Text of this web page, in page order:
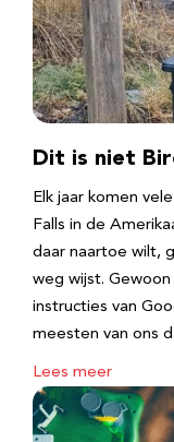
Dit is niet
Elk jaar komen
Falls in de
daar naartoe wilt,
weg wijst. Gewoon
instructies van
meesten van ons
Lees meer